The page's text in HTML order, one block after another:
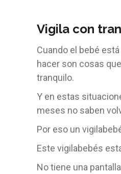
Vigila con
Cuando el bebé
hacer son cosas
tranquilo.
Y en estas
meses no saben
Por eso un
Este vigilabebés
No tiene una